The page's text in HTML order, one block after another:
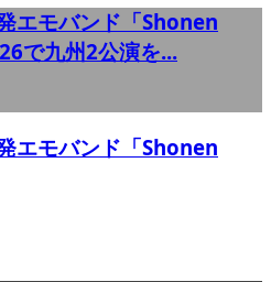
エモバンド「Shonen
で九州2公演を...
エモバンド「Shonen